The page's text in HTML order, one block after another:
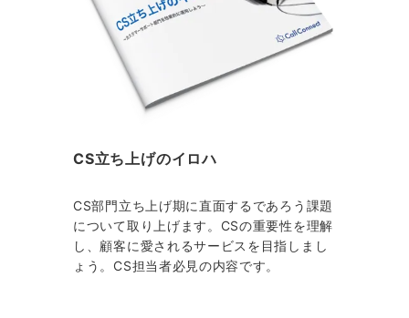
CS立ち上げのイロハ
CS部門立ち上げ期に直面するであろう課題
について取り上げます。CSの重要性を理解
し、顧客に愛されるサービスを目指しまし
ょう。CS担当者必見の内容です。